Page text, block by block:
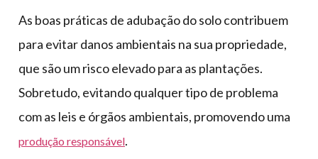
As boas práticas de adubação do solo contribuem
para evitar danos ambientais na sua propriedade,
que são um risco elevado para as plantações.
Sobretudo, evitando qualquer tipo de problema
com as leis e órgãos ambientais, promovendo uma
produção responsável.